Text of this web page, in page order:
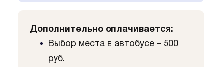
Дополнительно оплачивается:
Выбор места в автобусе – 500
руб.